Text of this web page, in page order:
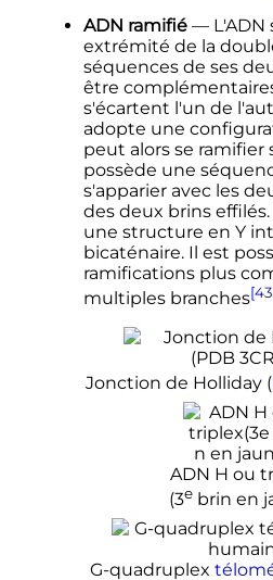
ADN ramifié— L'ADN
extrémité de la
séquences de ses
être
s'écartent l'un de
adopte une
peut alors se
possède une
s'apparier avec les
des deux brins
une structure en Y
bicaténaire. Il est
ramifications plus
multiples branches
Jonction de Holliday (
ADN H ou
(3e brin en
G-quadruplex